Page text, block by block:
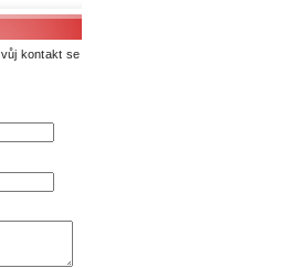
kontakt se